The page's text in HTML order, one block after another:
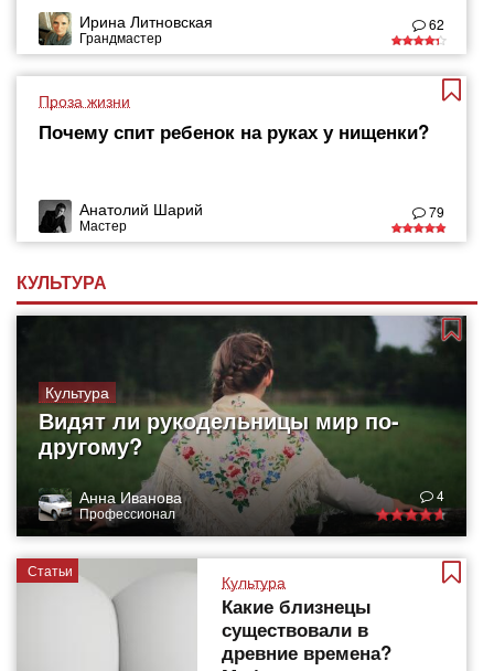
Ирина Литновская
Грандмастер
62
Проза жизни
Почему спит ребенок на руках у нищенки?
Анатолий Шарий
Мастер
79
КУЛЬТУРА
Культура
Видят ли рукодельницы мир по-
другому?
Анна Иванова
Профессионал
4
Статьи
Культура
Какие близнецы
существовали в
древние времена?